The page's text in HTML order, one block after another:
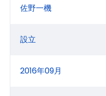
佐野一機
設立
2016年09月